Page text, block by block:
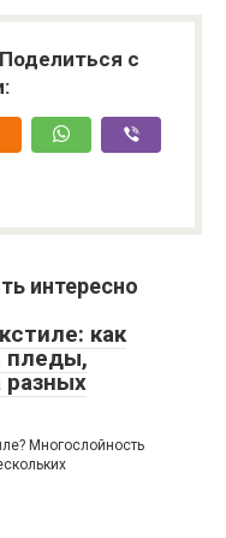
с
интересно
как
пледы,
Многослойность